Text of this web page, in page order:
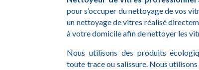
pour s’occuper du nettoyage de vos
un nettoyage de vitres réalisé
à votre domicile afin de nettoyer les
Nous utilisons des produits
toute trace ou salissure. Nous